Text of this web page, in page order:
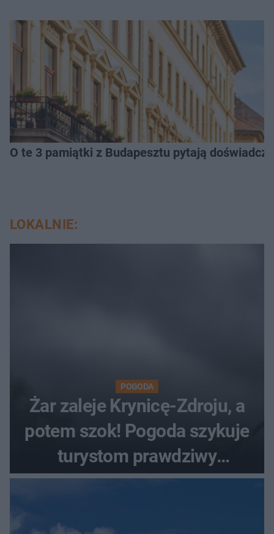
O te 3 pamiątki z Budapesztu pytają
LOKALNIE:
POGODA
Żar zaleje Krynicę-Zdroju, a
potem szok! Pogoda szykuje
turystom prawdziwy
rollercoaster